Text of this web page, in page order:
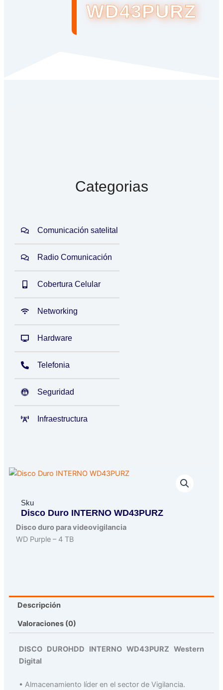
WD43PURZ
Categorias
Comunicación satelital
Radio Comunicación
Cobertura Celular
Networking
Hardware
Telefonia
Seguridad
Infraestructura
Sku
Disco Duro INTERNO WD43PURZ
Disco duro para videovigilancia
WD Purple – 4 TB
Descripción
Valoraciones (0)
DISCO DUROHDD INTERNO WD43PURZ Western
Digital
• Almacenamiento líder en el sector de Vigilancia.